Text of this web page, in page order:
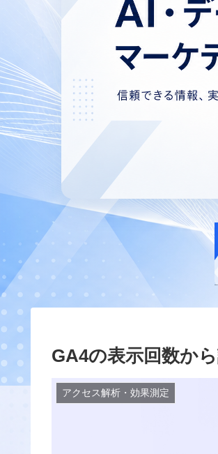
GA4の表示回数か
アクセス解析・効果測定